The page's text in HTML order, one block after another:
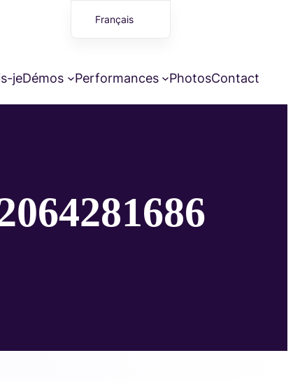
jeDémos Performances PhotosContact
Français